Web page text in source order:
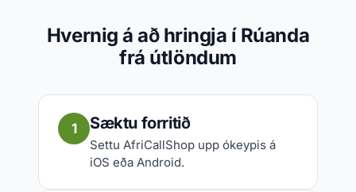
Hvernig á að hringja í Rúanda
frá útlöndum
1 Sæktu forritið
Settu AfriCallShop upp ókeypis á
iOS eða Android.